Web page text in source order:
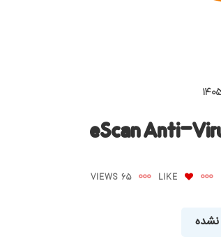
eScan Anti-
LIKE
65 VIEWS